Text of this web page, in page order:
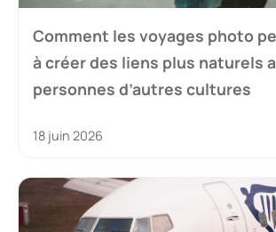
Comment les voyages photo
à créer des liens plus naturels
personnes d’autres cultures
18 juin 2026